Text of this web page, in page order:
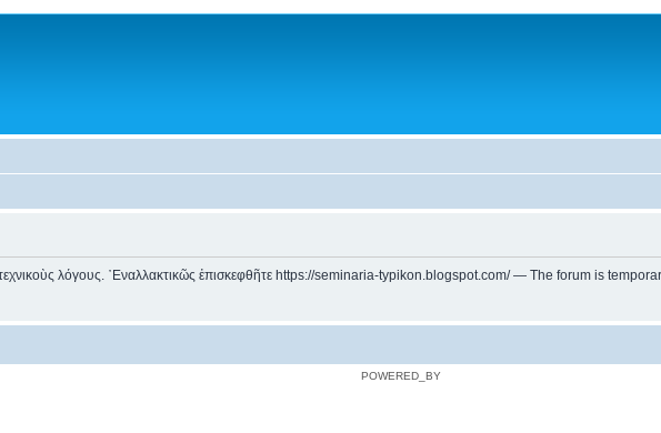
τεχνικοὺς λόγους. ᾿Εναλλακτικῶς ἐπισκεφθῆτε https://seminaria-typikon.blogspot.com/ — The forum is
POWERED_BY